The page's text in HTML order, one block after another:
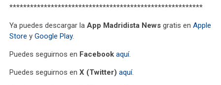
********************************************************
Ya puedes descargar laApp Madridista News gratis enApple
Store yGoogle Play.
Puedes seguirnos en Facebook aquí.
Puedes seguirnos enX (Twitter) aquí.